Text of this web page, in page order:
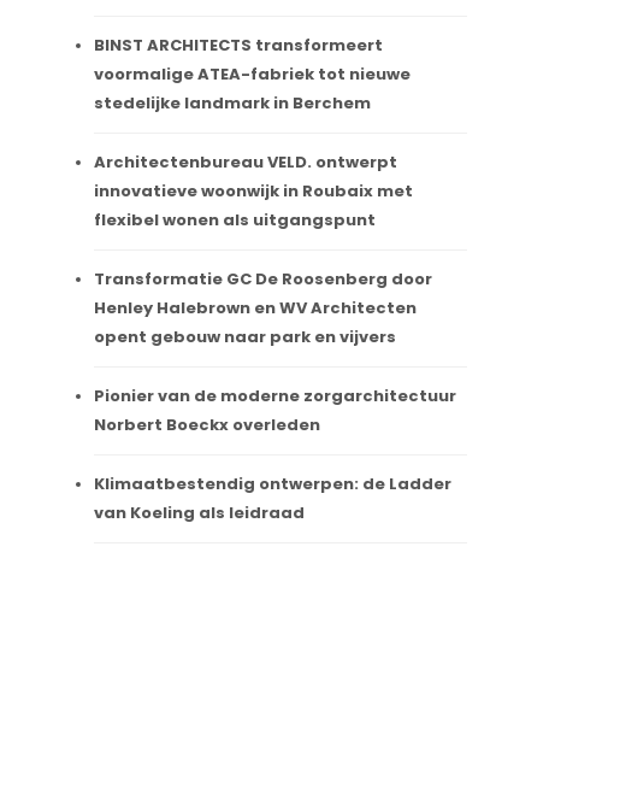
BINST ARCHITECTS transformeert
voormalige ATEA-fabriek tot nieuwe
stedelijke landmark in Berchem
Architectenbureau VELD. ontwerpt
innovatieve woonwijk in Roubaix met
flexibel wonen als uitgangspunt
Transformatie GC De Roosenberg door
Henley Halebrown en WV Architecten
opent gebouw naar park en vijvers
Pionier van de moderne zorgarchitectuur
Norbert Boeckx overleden
Klimaatbestendig ontwerpen: de Ladder
van Koeling als leidraad